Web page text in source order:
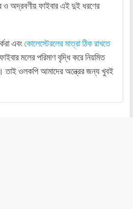
ও অদ্রবণীয় ফাইবার এই দুই ধরণের
এবংকোলেস্টেরলের মাত্রা ঠিক রাখতে
মলের পরিমাণ বৃদ্ধি করে নিয়মিত
তাই ওলকপি আমাদের অন্ত্রের জন্য খুবই